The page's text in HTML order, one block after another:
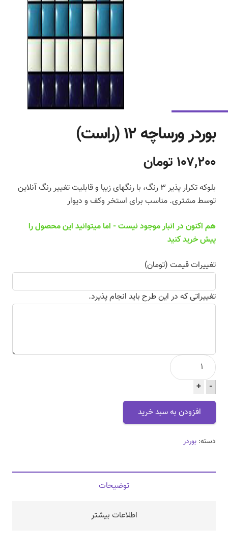
بوردر ورساچه ۱۲ (راست)
107,200 تومان
بلوکه تکرار پذیر 3 رنگ، با رنگهای زیبا و قابلیت تغییر رنگ آنلاین
توسط مشتری. مناسب برای استخر وکف و دیوار
هم اکنون در انبار موجود نیست - اما میتوانید این محصول را
پیش خرید کنید
تغییرات قیمت (تومان)
تغییراتی که در این طرح باید انجام پذیرد.
بوردر
ورساچه
12
(راست)
-
+
افزودن به سبد خرید
دسته: بوردر
توضیحات
اطلاعات بیشتر